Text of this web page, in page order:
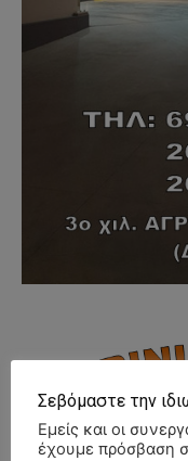
Σεβόμαστε την
Εμείς και οι
έχουμε πρόσβαση